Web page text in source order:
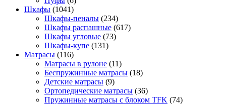
Шкафы (1041)
Шкафы-пеналы (234)
Шкафы распашные (617)
Шкафы угловые (73)
Шкафы-купе (131)
Матрасы (116)
Матрасы в рулоне (11)
Беспружинные матрасы (18)
Детские матрасы (9)
Ортопедические матрасы (36)
Пружинные матрасы с блоком TFK (74)